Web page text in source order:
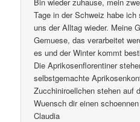
Tage in der Schweiz habe
uns der Alltag wieder. Meine
Gemuese, das verarbeitet
es und der Winter kommt
Die Aprikosenflorentiner
selbstgemachte
Zucchiniroellchen stehen auf
Wuensch dir einen
Claudia